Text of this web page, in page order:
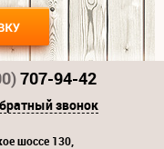
шоссе 130,
707-94-42
звонок